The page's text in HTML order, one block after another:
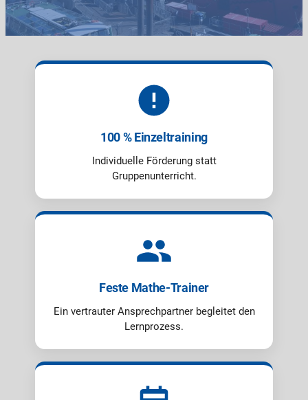
100 % Einzeltraining
Individuelle Förderung statt
Gruppenunterricht.
Feste Mathe-Trainer
Ein vertrauter Ansprechpartner begleitet den
Lernprozess.